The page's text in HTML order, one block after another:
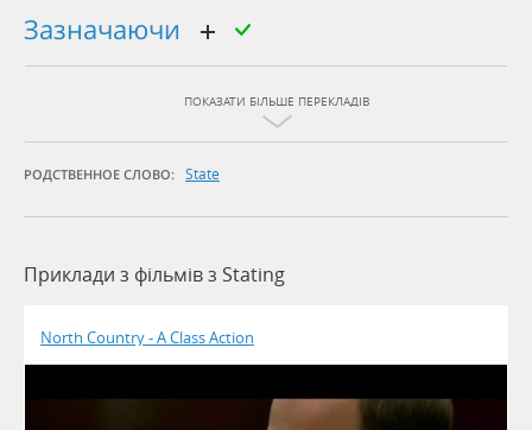
зазначаючи
ПОКАЗАТИ БІЛЬШЕ ПЕРЕКЛАДІВ
РОДСТВЕННОЕ СЛОВО: State
Приклади з фільмів з Stating
North Country - A Class Action